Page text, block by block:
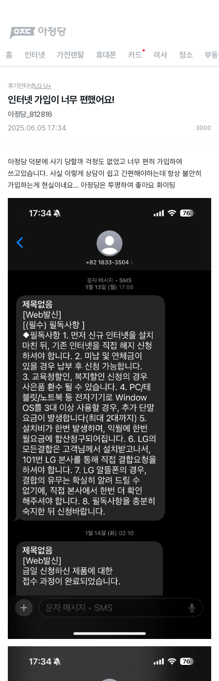
홈 인터넷 가전렌탈 휴대폰 카드 이사 청소 부
후기 인터넷LG U+
인터넷 가입이 너무 편했어요!
아정당_812816
2025.06.05 17:34
3000
아정당 덕분에 사기 당할까 걱정도 없었고 너무 편히 가입하여
쓰고있습니다. 사실 이렇게 상담이 쉽고 간편해야하는데 항상 불안히
가입하는게 현실이네요… 아정당은 투명하여 좋아요 화이팅